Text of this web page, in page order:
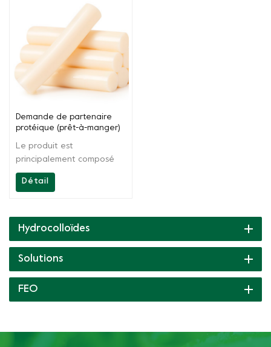
Demande de partenaire
protéique (prêt-à-manger)
Le produit est
principalement composé
de carraghénane et
d'autres colloïdes naturels
d'épaississement,
rétention d'eau, a une
avec les protéines de soja,
l'amidon et d'autres
l'élasticité et la fragilité de
Détail
Hydrocolloïdes
Solutions
FEO